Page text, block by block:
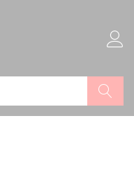
Buscar